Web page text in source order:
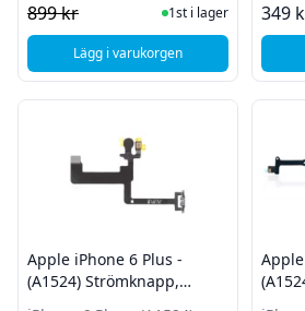
899 kr
I Lager
1st i lager
Lägg i varukorgen
349
Apple iPhone 6 Plus -
(A1524) Strömknapp,